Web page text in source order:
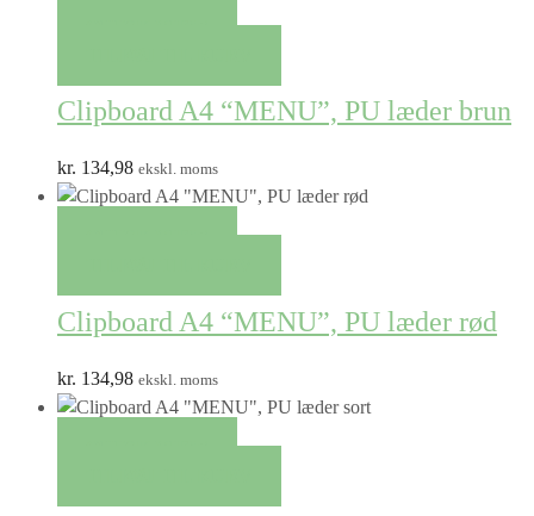
Clipboard A4 “MENU”, PU læder brun
kr. 134,98 ekskl. moms
Clipboard A4 “MENU”, PU læder rød
kr. 134,98 ekskl. moms